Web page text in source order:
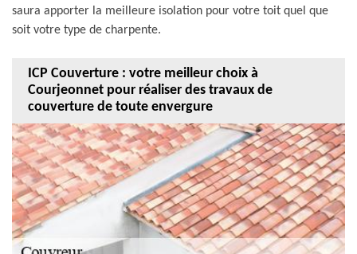
saura apporter la meilleure isolation pour votre toit quel que
soit votre type de charpente.
ICP Couverture : votre meilleur choix à
Courjeonnet pour réaliser des travaux de
couverture de toute envergure